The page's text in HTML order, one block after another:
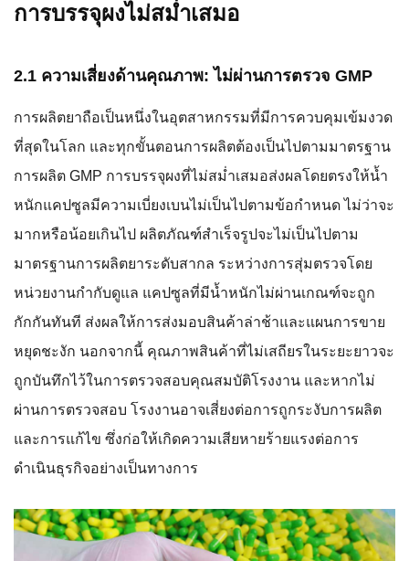
การบรรจุผงไม่สม่ำเสมอ
2.1 ความเสี่ยงด้านคุณภาพ: ไม่ผ่านการตรวจ GMP
การผลิตยาถือเป็นหนึ่งในอุตสาหกรรมที่มีการควบคุมเข้มงวด
ที่สุดในโลก และทุกขั้นตอนการผลิตต้องเป็นไปตามมาตรฐาน
การผลิต GMP การบรรจุผงที่ไม่สม่ำเสมอส่งผลโดยตรงให้น้ำ
หนักแคปซูลมีความเบี่ยงเบนไม่เป็นไปตามข้อกำหนด ไม่ว่าจะ
มากหรือน้อยเกินไป ผลิตภัณฑ์สำเร็จรูปจะไม่เป็นไปตาม
มาตรฐานการผลิตยาระดับสากล ระหว่างการสุ่มตรวจโดย
หน่วยงานกำกับดูแล แคปซูลที่มีน้ำหนักไม่ผ่านเกณฑ์จะถูก
กักกันทันที ส่งผลให้การส่งมอบสินค้าล่าช้าและแผนการขาย
หยุดชะงัก นอกจากนี้ คุณภาพสินค้าที่ไม่เสถียรในระยะยาวจะ
ถูกบันทึกไว้ในการตรวจสอบคุณสมบัติโรงงาน และหากไม่
ผ่านการตรวจสอบ โรงงานอาจเสี่ยงต่อการถูกระงับการผลิต
และการแก้ไข ซึ่งก่อให้เกิดความเสียหายร้ายแรงต่อการ
ดำเนินธุรกิจอย่างเป็นทางการ